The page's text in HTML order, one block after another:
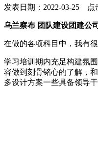
发表日期：2022-03-25 点
乌兰察布 团队建设团建公
在做的各项科目中，我有
学习培训期内充足构建氛
容做到刻骨铭心的了解，
多设计方案一些具备领导